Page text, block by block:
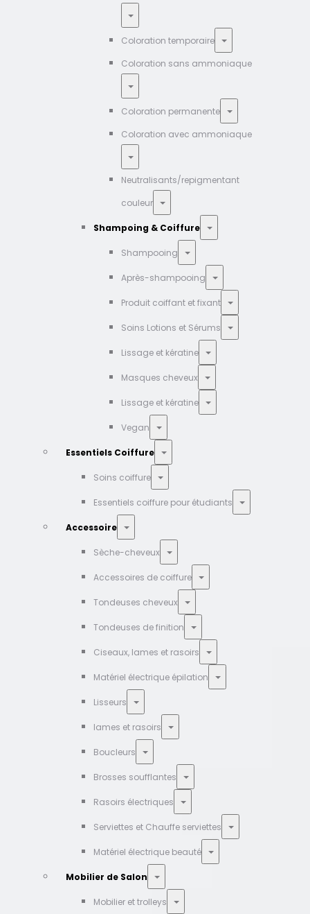
Coloration temporaire
Coloration sans ammoniaque
Coloration permanente
Coloration avec ammoniaque
Neutralisants/repigmentant
couleur
Shampoing & Coiffure
Shampooing
Après-shampooing
Produit coiffant et fixant
Soins Lotions et Sérums
Lissage et kératine
Masques cheveux
Lissage et kératine
Vegan
Essentiels Coiffure
Soins coiffure
Essentiels coiffure pour étudiants
Accessoire
Sèche-cheveux
Accessoires de coiffure
Tondeuses cheveux
Tondeuses de finition
Ciseaux, lames et rasoirs
Matériel électrique épilation
Lisseurs
lames et rasoirs
Boucleurs
Brosses soufflantes
Rasoirs électriques
Serviettes et Chauffe serviettes
Matériel électrique beauté
Mobilier de Salon
Mobilier et trolleys